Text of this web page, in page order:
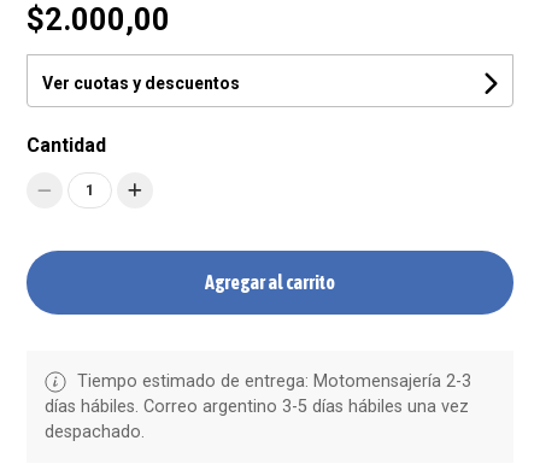
$2.000,00
Ver cuotas y descuentos
Cantidad
1
Agregar al carrito
Tiempo estimado de entrega: Motomensajería 2-3
días hábiles. Correo argentino 3-5 días hábiles una vez
despachado.